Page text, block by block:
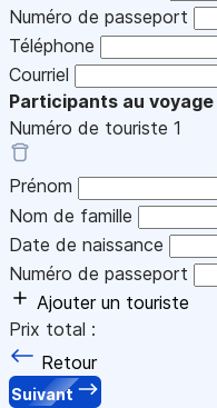
Numéro de passeport
Téléphone
Courriel
Participants au voyage
Numéro de touriste 1
Prénom
Nom de famille
Date de naissance
Numéro de passeport
Ajouter un touriste
Prix total :
Retour
Suivant